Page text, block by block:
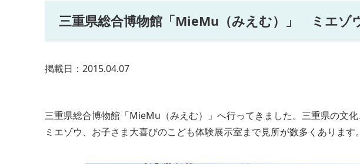
三重県総合博物館「MieMu（みえむ）」 ミエゾ
掲載日：2015.04.07
三重県総合博物館「MieMu（みえむ）」へ行ってきました。三重県の文
ミエゾウ、お子さま大喜びのこども体験展示室まで見所が数多くあります。